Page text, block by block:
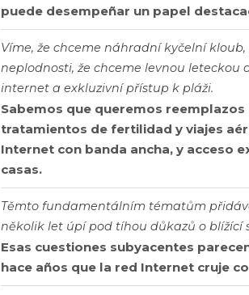
puede desempeñar un papel
Víme, že chceme náhradní kyčelní
neplodnosti, že chceme levnou leteckou
internet a exkluzivní přístup k pláži.
Sabemos que queremos
tratamientos de fertilidad y viajes
Internet con banda ancha, y acceso
casas.
Těmto fundamentálním tématům
několik let úpí pod tíhou důkazů o blížící
Esas cuestiones subyacentes
hace años que la red Internet cruje